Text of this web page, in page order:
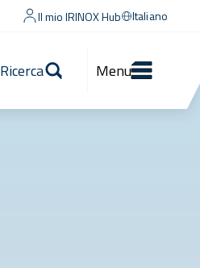
Il mio IRINOX Hub Italiano
Ricerca Menu